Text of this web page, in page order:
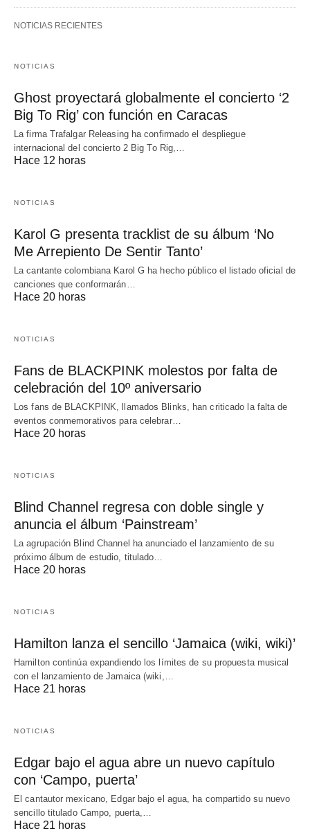
NOTICIAS RECIENTES
NOTICIAS
Ghost proyectará globalmente el concierto ‘2
Big To Rig’ con función en Caracas
La firma Trafalgar Releasing ha confirmado el despliegue
internacional del concierto 2 Big To Rig,…
Hace 12 horas
NOTICIAS
Karol G presenta tracklist de su álbum ‘No
Me Arrepiento De Sentir Tanto’
La cantante colombiana Karol G ha hecho público el listado oficial de
canciones que conformarán…
Hace 20 horas
NOTICIAS
Fans de BLACKPINK molestos por falta de
celebración del 10º aniversario
Los fans de BLACKPINK, llamados Blinks, han criticado la falta de
eventos conmemorativos para celebrar…
Hace 20 horas
NOTICIAS
Blind Channel regresa con doble single y
anuncia el álbum ‘Painstream’
La agrupación Blind Channel ha anunciado el lanzamiento de su
próximo álbum de estudio, titulado…
Hace 20 horas
NOTICIAS
Hamilton lanza el sencillo ‘Jamaica (wiki, wiki)’
Hamilton continúa expandiendo los límites de su propuesta musical
con el lanzamiento de Jamaica (wiki,…
Hace 21 horas
NOTICIAS
Edgar bajo el agua abre un nuevo capítulo
con ‘Campo, puerta’
El cantautor mexicano, Edgar bajo el agua, ha compartido su nuevo
sencillo titulado Campo, puerta,…
Hace 21 horas